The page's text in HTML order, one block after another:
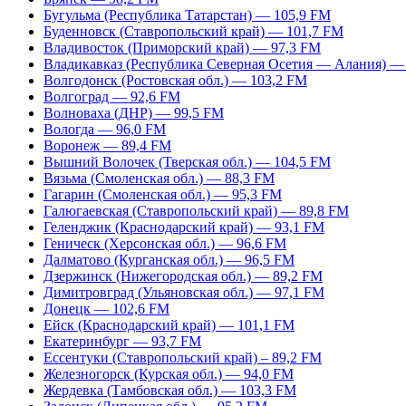
Бугульма (Республика Татарстан) — 105,9 FM
Буденновск (Ставропольский край) — 101,7 FM
Владивосток (Приморский край) — 97,3 FM
Владикавказ (Республика Северная Осетия — Алания)
Волгодонск (Ростовская обл.) — 103,2 FM
Волгоград — 92,6 FM
Волноваха (ДНР) — 99,5 FM
Вологда — 96,0 FM
Воронеж — 89,4 FM
Вышний Волочек (Тверская обл.) — 104,5 FM
Вязьма (Смоленская обл.) — 88,3 FM
Гагарин (Смоленская обл.) — 95,3 FM
Галюгаевская (Ставропольский край) — 89,8 FM
Геленджик (Краснодарский край) — 93,1 FM
Геническ (Херсонская обл.) — 96,6 FM
Далматово (Курганская обл.) — 96,5 FM
Дзержинск (Нижегородская обл.) — 89,2 FM
Димитровград (Ульяновская обл.) — 97,1 FM
Донецк — 102,6 FM
Ейск (Краснодарский край) — 101,1 FM
Екатеринбург — 93,7 FM
Ессентуки (Ставропольский край) – 89,2 FM
Железногорск (Курская обл.) — 94,0 FM
Жердевка (Тамбовская обл.) — 103,3 FM